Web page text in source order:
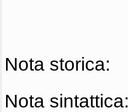
Nota storica:
Nota sintattica: